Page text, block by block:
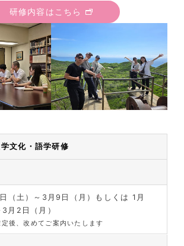
研修内容はこちら
文化・語学研修
（土）～3月9日（月）もしくは 1月
月2日（月）
後、改めてご案内いたします